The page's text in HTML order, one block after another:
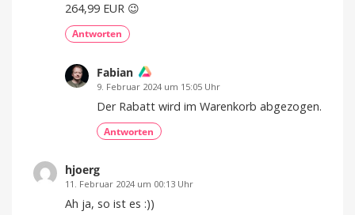
264,99 EUR 😉
Antworten
Fabian
9. Februar 2024 um 15:05 Uhr
Der Rabatt wird im Warenkorb abgezogen.
Antworten
hjoerg
11. Februar 2024 um 00:13 Uhr
Ah ja, so ist es :))